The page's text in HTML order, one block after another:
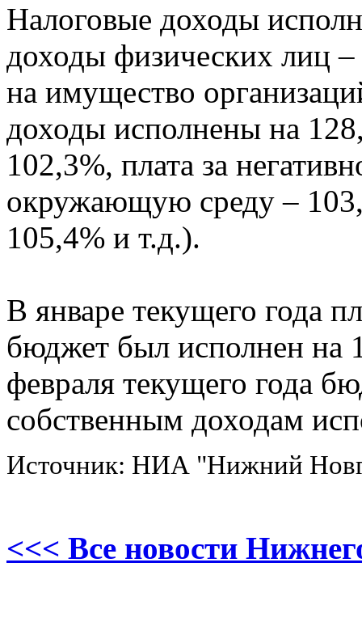
Налоговые доходы
доходы физических лиц
на имущество
доходы исполнены на
102,3%, плата за
окружающую среду –
105,4% и т.д.).
В январе текущего года
бюджет был исполнен на
февраля текущего года
собственным доходам
Источник: НИА "Нижний
<<< Все новости